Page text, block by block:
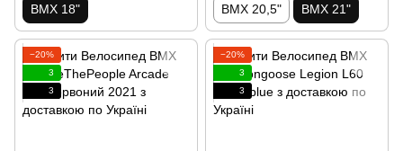
BMX 18" BMX 20,5" BMX 21"
−20%
3
3
−20%
3
3